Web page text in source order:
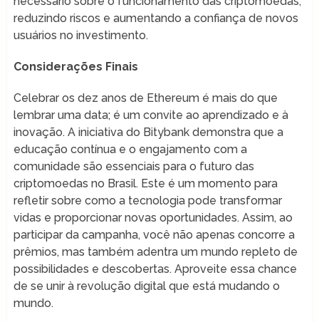
reduzindo riscos e aumentando a confiança de novos
usuários no investimento.
Considerações Finais
Celebrar os dez anos de Ethereum é mais do que
lembrar uma data; é um convite ao aprendizado e à
inovação. A iniciativa do Bitybank demonstra que a
educação contínua e o engajamento com a
comunidade são essenciais para o futuro das
criptomoedas no Brasil. Este é um momento para
refletir sobre como a tecnologia pode transformar
vidas e proporcionar novas oportunidades. Assim, ao
participar da campanha, você não apenas concorre a
prêmios, mas também adentra um mundo repleto de
possibilidades e descobertas. Aproveite essa chance
de se unir à revolução digital que está mudando o
mundo.